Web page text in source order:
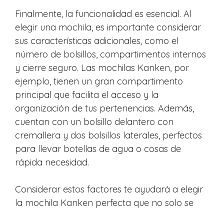
Finalmente, la funcionalidad es esencial. Al
elegir una mochila, es importante considerar
sus características adicionales, como el
número de bolsillos, compartimentos internos
y cierre seguro. Las mochilas Kanken, por
ejemplo, tienen un gran compartimento
principal que facilita el acceso y la
organización de tus pertenencias. Además,
cuentan con un bolsillo delantero con
cremallera y dos bolsillos laterales, perfectos
para llevar botellas de agua o cosas de
rápida necesidad.
Considerar estos factores te ayudará a elegir
la mochila Kanken perfecta que no solo se